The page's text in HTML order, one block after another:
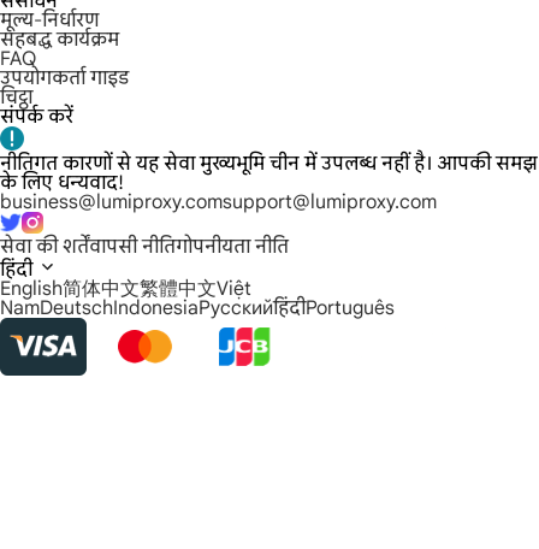
मूल्य-निर्धारण
सहबद्ध कार्यक्रम
FAQ
उपयोगकर्ता गाइड
चिट्ठा
संपर्क करें
नीतिगत कारणों से यह सेवा मुख्यभूमि चीन में उपलब्ध नहीं है। आपकी समझ
के लिए धन्यवाद!
business@lumiproxy.comsupport@lumiproxy.com
सेवा की शर्तेंवापसी नीतिगोपनीयता नीति
हिंदी
English简体中文繁體中文Việt
NamDeutschIndonesiaРусскийहिंदीPortuguês